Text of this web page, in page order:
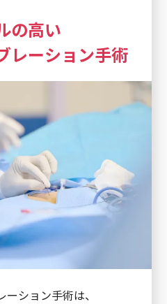
の高い
レーション手術
ション手術は、